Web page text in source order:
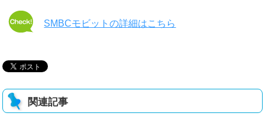
SMBCモビットの詳細はこちら
関連記事